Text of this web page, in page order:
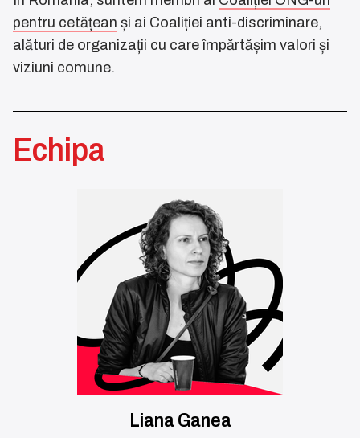
pentru cetățean și ai Coaliției anti-discriminare,
alături de organizații cu care împărtășim valori și
viziuni comune.
Echipa
Liana Ganea